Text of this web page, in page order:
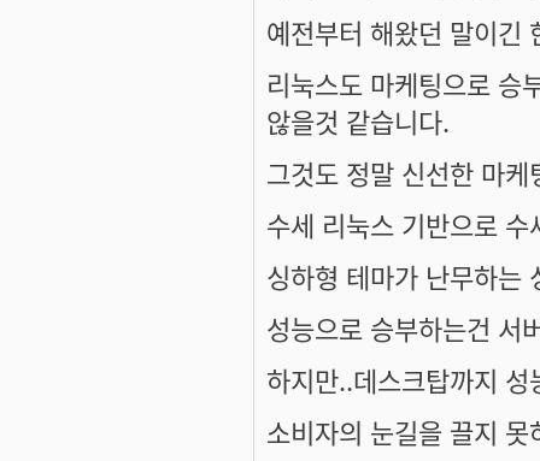
예전부터 해왔던 말이긴
리눅스도 마케팅으로 승
않을것 같습니다.
그것도 정말 신선한 마
수세 리눅스 기반으로
싱하형 테마가 난무하는
성능으로 승부하는건 서
하지만..데스크탑까지
소비자의 눈길을 끌지